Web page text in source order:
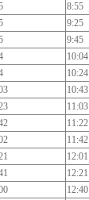
8:55
9:25
9:45
10:04
10:24
10:43
11:03
11:22
11:42
12:01
12:21
12:40